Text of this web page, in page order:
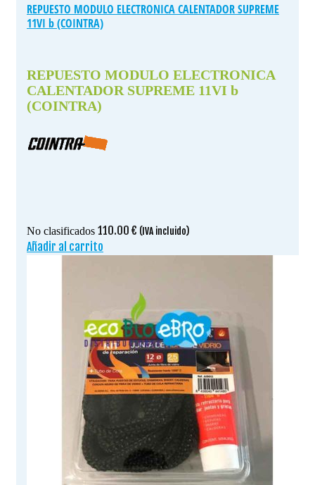
REPUESTO MODULO ELECTRONICA CALENTADOR SUPREME
11VI b (COINTRA)
REPUESTO MODULO ELECTRONICA
CALENTADOR SUPREME 11VI b
(COINTRA)
No clasificados 110.00 € (IVA incluido)
Añadir al carrito